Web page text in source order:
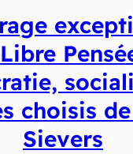
choisis
Sievers